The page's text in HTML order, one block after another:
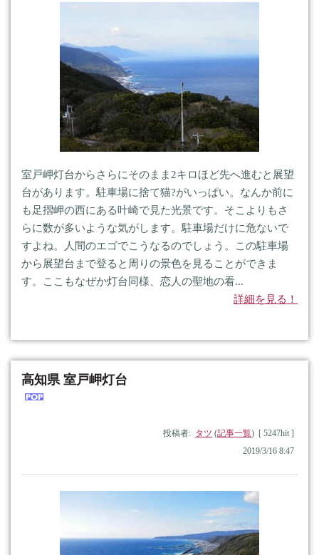
室戸岬灯台からさらにそのまま2キロほど先へ進むと展望
台があります。駐車場に捨て猫?がいっぱい。なんか前に
も足摺岬の西にある叶崎で見た光景です。そこよりもさ
らに数が多いような気がします。駐車場だけに危ないで
すよね。人間のエゴでこうなるのでしょう。この駐車場
から展望台まで登ると周りの景色を見ることができま
す。ここもなぜか灯台同様、恋人の聖地の看...
詳細を見る！
高知県 室戸岬灯台
投稿者: タツ (記事一覧) [ 5247hit ]
2019/3/16 8:47